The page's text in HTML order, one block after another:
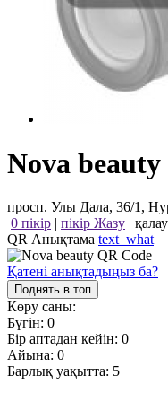
Nova beauty
просп. Улы Дала, 36/1,
0 пікір | пікір Жазу | қалау
QR Анықтама text_what
Қатені анықтадыңыз ба?
Поднять в топ
Көру саны:
Бүгін: 0
Бір аптадан кейін: 0
Айына: 0
Барлық уақытта: 5